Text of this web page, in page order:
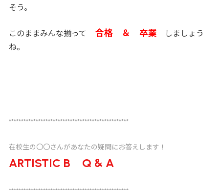
そう。
このままみんな揃って 合格 ＆ 卒業 しましょう
ね。
*************************************************
在校生の〇〇さんがあなたの疑問にお答えします！
ARTISTIC B Q & A